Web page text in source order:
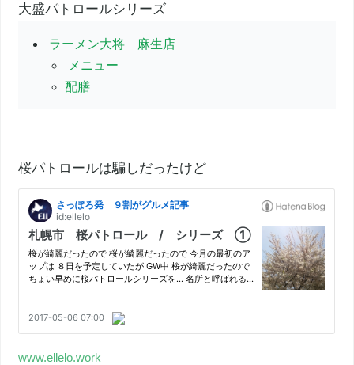
大盛パトロールシリーズ
ラーメン大将 麻生店
メニュー
配膳
桜パトロールは騙しだったけど
www.ellelo.work